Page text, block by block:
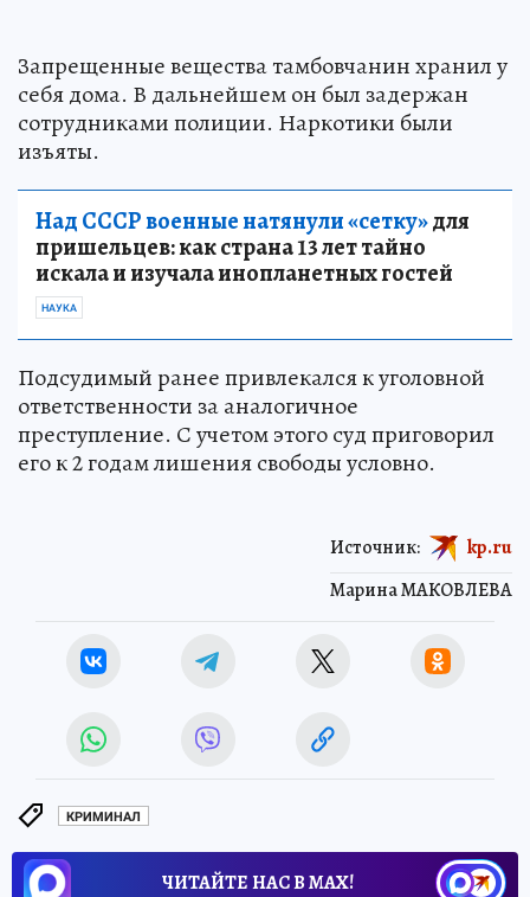
Запрещенные вещества тамбовчанин хранил у
себя дома. В дальнейшем он был задержан
сотрудниками полиции. Наркотики были
изъяты.
Над СССР военные натянули «сетку»для
пришельцев: как страна 13 лет тайно
искала и изучала инопланетных гостей
НАУКА
Подсудимый ранее привлекался к уголовной
ответственности за аналогичное
преступление. С учетом этого суд приговорил
его к 2 годам лишения свободы условно.
Марина МАКОВЛЕВА
Источник: kp.ru
КРИМИНАЛ
ЧИТАЙТЕ НАС В МАХ!